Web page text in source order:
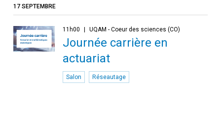
17 SEPTEMBRE
11h00 UQAM - Coeur des sciences (CO)
Journée carrière en
actuariat
Salon Réseautage